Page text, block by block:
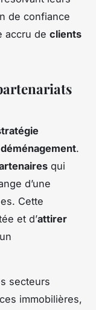
de confiance
accru de clients
.
qui
d’une
Cette
et d’attirer
secteurs
immobilières,